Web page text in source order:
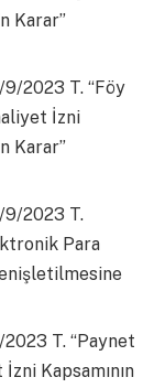
Karar”
9/2023 T. “Föy
İzni
Karar”
9/2023 T.
Para
2023 T. “Paynet
Kapsamının